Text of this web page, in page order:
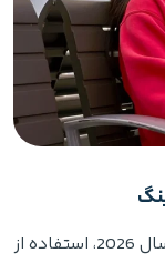
یکی از محرک‌های اصلی رشد بازار هدفون در سال 2026، استفاده از